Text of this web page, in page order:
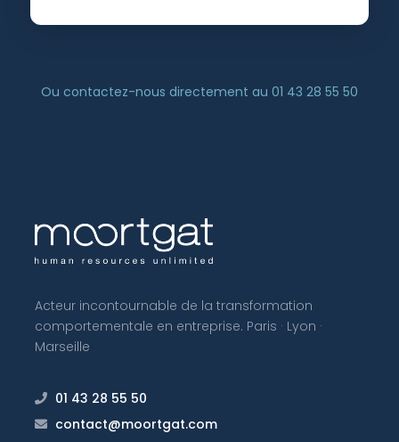
Ou contactez-nous directement au 01 43 28 55 50
Acteur incontournable de la transformation
comportementale en entreprise. Paris · Lyon ·
Marseille
01 43 28 55 50
contact@moortgat.com